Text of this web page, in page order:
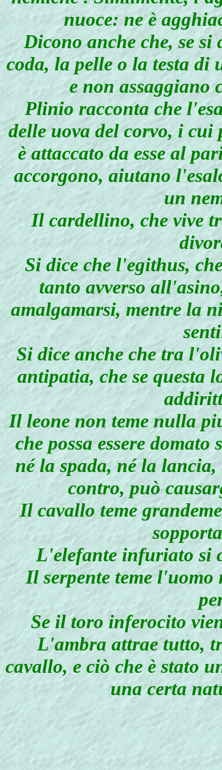
nuoce: ne è
Dicono anche che, se
coda, la pelle o la testa di
e non assaggiano
Plinio racconta che l'
delle uova del corvo, i
è attaccato da esse al
accorgono, aiutano l'
un
Il cardellino, che vive
Si dice che l'egithus,
tanto avverso
amalgamarsi, mentre la
Si dice anche che tra
antipatia, che se questa
Il leone non teme nulla
che possa essere
né la spada, né la
contro, può
Il cavallo teme
L'elefante infuriato si
Il serpente teme l'uomo
Se il toro inferocito
L'ambra attrae tutto,
cavallo, e ciò che è stato
una certa